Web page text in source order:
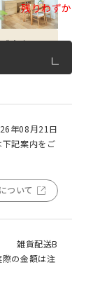
案内
残りわずか
年08月21日
記案内をご
ついて
雑貨配送B
の金額は注